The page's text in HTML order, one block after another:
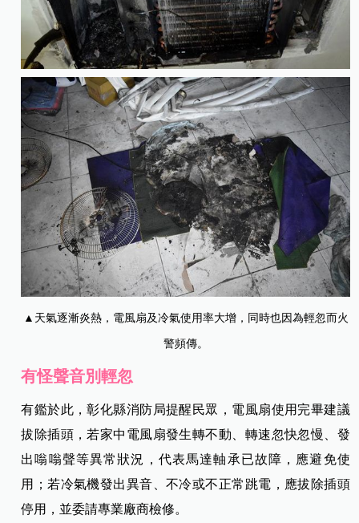
▲天氣逐漸炎熱，電風扇及冷氣使用率大增，同時也因為輕忽而火
警頻傳。
有怪聲音別輕忽
有鑑於此，彰化縣消防局提醒民眾，電風扇使用完畢建議
拔除插頭，若家中電風扇發生轉不動、轉速忽快忽慢、發
出嗡嗡聲等異常狀況，代表馬達軸承已故障，應避免使
用；若冷氣機發出異音、不冷或不正常跳電，應拔除插頭
停用，並委請專業廠商檢修。